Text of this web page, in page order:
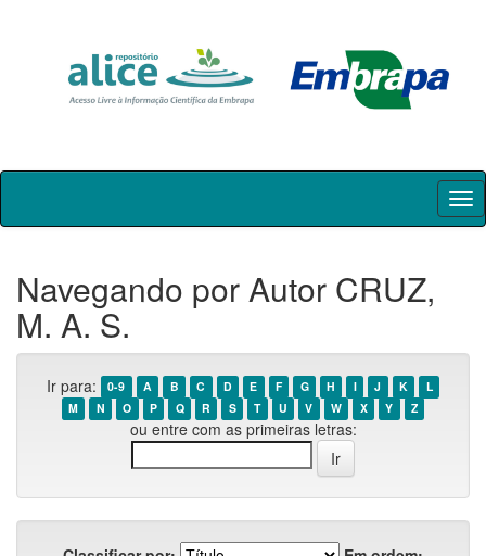
Skip
Navegando por Autor CRUZ,
M. A. S.
Ir para: 0-9 A B C D E F G H I J K
L
M
N O P Q R S T U V W X Y Z
ou entre com as primeiras letras: